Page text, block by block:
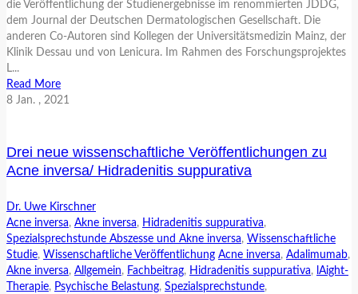
die Veröffentlichung der Studienergebnisse im renommierten JDDG,
dem Journal der Deutschen Dermatologischen Gesellschaft. Die
anderen Co-Autoren sind Kollegen der Universitätsmedizin Mainz, der
Klinik Dessau und von Lenicura. Im Rahmen des Forschungsprojektes
L...
Read More
8 Jan. , 2021
Drei neue wissenschaftliche Veröffentlichungen zu
Acne inversa/ Hidradenitis suppurativa
Dr. Uwe Kirschner
Acne inversa, Akne inversa, Hidradenitis suppurativa,
Spezialsprechstunde Abszesse und Akne inversa, Wissenschaftliche
Studie, Wissenschaftliche Veröffentlichung Acne inversa, Adalimumab,
Akne inversa, Allgemein, Fachbeitrag, Hidradenitis suppurativa, lAight-
Therapie, Psychische Belastung, Spezialsprechstunde,